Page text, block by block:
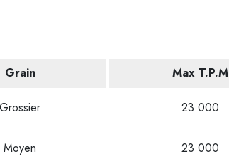
Grain Max T.P.M
Grossier 23 000
Moyen 23 000